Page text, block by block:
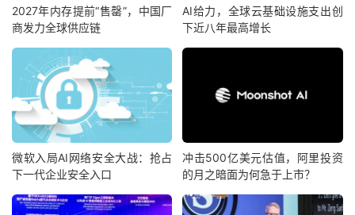
2027年内存提前“售罄”，中国厂
商发力全球供应链
AI给力，全球云基础设施支出创
下近八年最高增长
微软入局AI网络安全大战：抢占
下一代企业安全入口
冲击500亿美元估值，阿里投资
的月之暗面为何急于上市？